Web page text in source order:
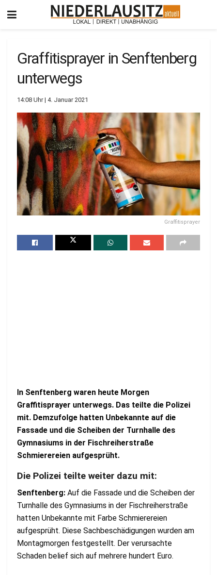
Graffitisprayer in Senftenberg
unterwegs
14:08 Uhr | 4. Januar 2021
Graffitisprayer
In Senftenberg waren heute Morgen
Graffitisprayer unterwegs. Das teilte die Polizei
mit. Demzufolge hatten Unbekannte auf die
Fassade und die Scheiben der Turnhalle des
Gymnasiums in der Fischreiherstraße
Schmierereien aufgesprüht.
Die Polizei teilte weiter dazu mit:
Senftenberg: Auf die Fassade und die Scheiben der
Turnhalle des Gymnasiums in der Fischreiherstraße
hatten Unbekannte mit Farbe Schmierereien
aufgesprüht. Diese Sachbeschädigungen wurden am
Montagmorgen festgestellt. Der verursachte
Schaden belief sich auf mehrere hundert Euro.